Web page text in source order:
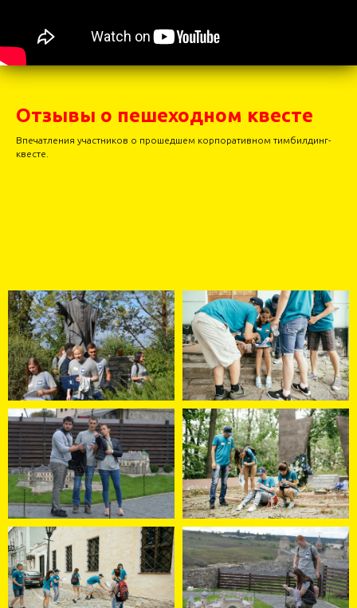
Отзывы о пешеходном квесте
Впечатления участников о прошедшем корпоративном тимбилдинг-
квесте.